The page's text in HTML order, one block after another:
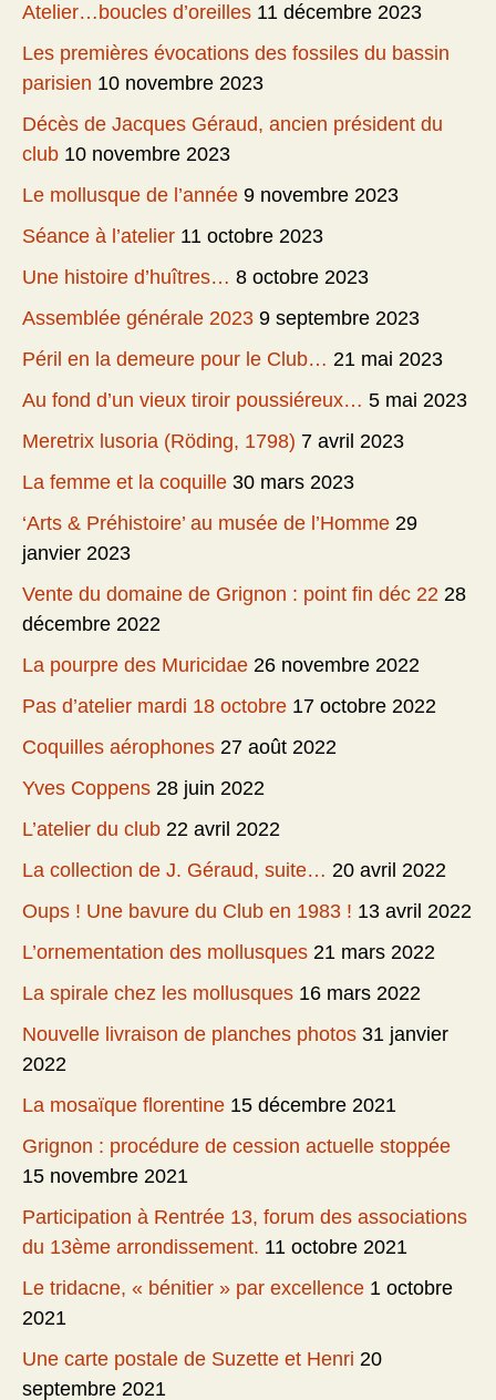
Atelier…boucles d’oreilles 11 décembre 2023
Les premières évocations des fossiles du bassin
parisien 10 novembre 2023
Décès de Jacques Géraud, ancien président du
club 10 novembre 2023
Le mollusque de l’année 9 novembre 2023
Séance à l’atelier 11 octobre 2023
Une histoire d’huîtres… 8 octobre 2023
Assemblée générale 2023 9 septembre 2023
Péril en la demeure pour le Club… 21 mai 2023
Au fond d’un vieux tiroir poussiéreux… 5 mai 2023
Meretrix lusoria (Röding, 1798) 7 avril 2023
La femme et la coquille 30 mars 2023
‘Arts & Préhistoire’ au musée de l’Homme 29
janvier 2023
Vente du domaine de Grignon : point fin déc 22 28
décembre 2022
La pourpre des Muricidae 26 novembre 2022
Pas d’atelier mardi 18 octobre 17 octobre 2022
Coquilles aérophones 27 août 2022
Yves Coppens 28 juin 2022
L’atelier du club 22 avril 2022
La collection de J. Géraud, suite… 20 avril 2022
Oups ! Une bavure du Club en 1983 ! 13 avril 2022
L’ornementation des mollusques 21 mars 2022
La spirale chez les mollusques 16 mars 2022
Nouvelle livraison de planches photos 31 janvier
2022
La mosaïque florentine 15 décembre 2021
Grignon : procédure de cession actuelle stoppée
15 novembre 2021
Participation à Rentrée 13, forum des associations
du 13ème arrondissement. 11 octobre 2021
Le tridacne, « bénitier » par excellence 1 octobre
2021
Une carte postale de Suzette et Henri 20
septembre 2021